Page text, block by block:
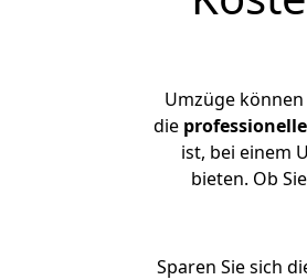
Umzüge
die
ist, bei einem
bieten. Ob
Sparen Sie sich